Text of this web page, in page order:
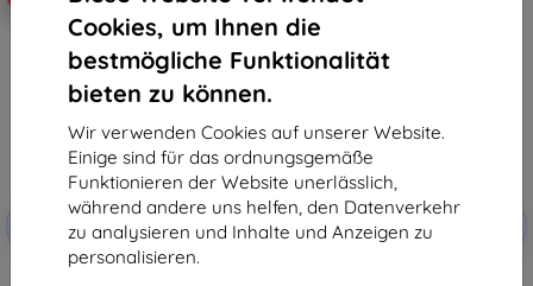
Cookies, um Ihnen die
bestmögliche Funktionalität
bieten zu können.
Wir verwenden Cookies auf unserer Website.
Einige sind für das ordnungsgemäße
Funktionieren der Website unerlässlich,
während andere uns helfen, den Datenverkehr
zu analysieren und Inhalte und Anzeigen zu
personalisieren.
Rabatt
mit
Gutschein
EXTRA3D -5%
Rabatt
mit
Gutschein
EXTRA3D